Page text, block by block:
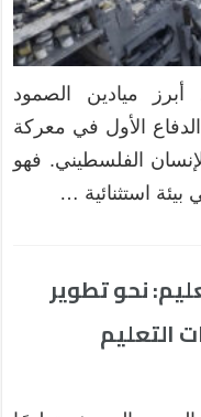
ميادين الصمود
الأول في معركة
الفلسطيني. فهو
استثنائية …
نحو تطوير
التعليم